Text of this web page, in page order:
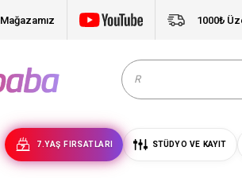
Mağazamız 1000₺
7.YAŞ FIRSATLARI STÜDYO VE KAYIT